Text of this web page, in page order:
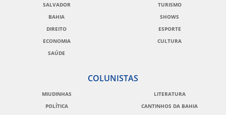
SALVADOR
BAHIA
DIREITO
ECONOMIA
SAÚDE
TURISMO
SHOWS
ESPORTE
CULTURA
COLUNISTAS
MIUDINHAS
POLÍTICA
LITERATURA
CANTINHOS DA BAHIA